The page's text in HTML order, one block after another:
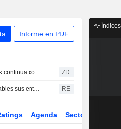
Informe en PDF
BOEING : El DZ Bank continua con su recomendación de compra ZD
Airbus mantiene estables sus entregas en julio y confirma pedidos en China RE
Agenda Sector
Índices